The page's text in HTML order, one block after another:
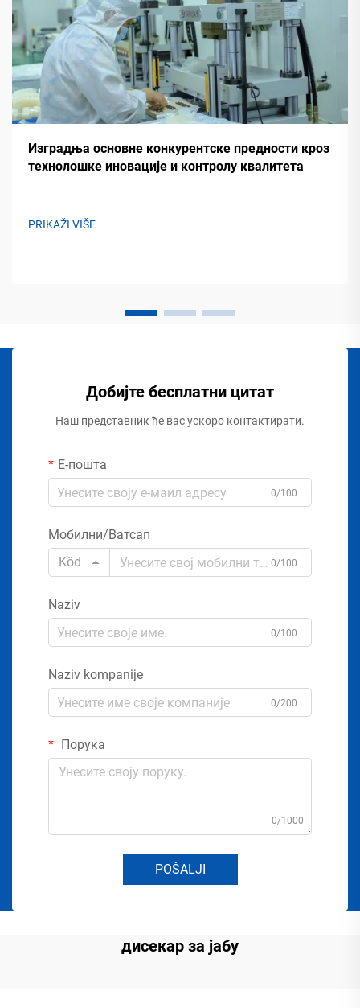
Изградња основне конкурентске предности кроз
технолошке иновације и контролу квалитета
PRIKAŽI VIŠE
Добијте бесплатни цитат
Наш представник ће вас ускоро контактирати.
Е-пошта
0/100
Мобилни/Ватсап
Kôd
0/100
Naziv
0/100
Naziv kompanije
0/200
Порука
0/1000
POŠALJI
дисекар за јабу